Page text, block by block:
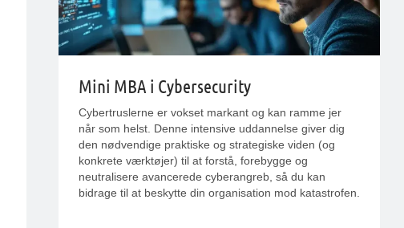
Mini MBA i Cybersecurity
Cybertruslerne er vokset markant og kan ramme jer
når som helst. Denne intensive uddannelse giver dig
den nødvendige praktiske og strategiske viden (og
konkrete værktøjer) til at forstå, forebygge og
neutralisere avancerede cyberangreb, så du kan
bidrage til at beskytte din organisation mod katastrofen.